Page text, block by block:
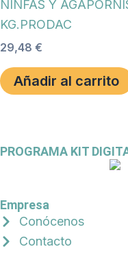
NINFAS Y
KG.PRODAC
29,48 €
Añadir al carrito
PROGRAMA KIT
Empresa
Conócenos
Contacto